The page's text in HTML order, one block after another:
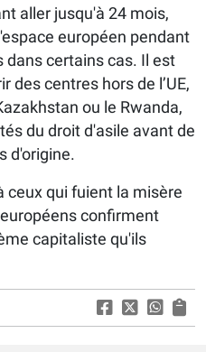
aller jusqu'à 24 mois,
européen pendant
dans certains cas. Il est
des centres hors de l’UE,
ou le Rwanda,
du droit d'asile avant de
d'origine.
ceux qui fuient la misère
confirment
capitaliste qu'ils